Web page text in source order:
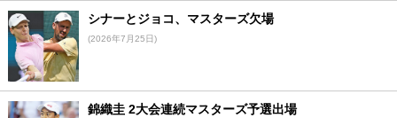
シナーとジョコ、マスターズ欠場
(2026年7月25日)
錦織圭 2大会連続マスターズ予選出場